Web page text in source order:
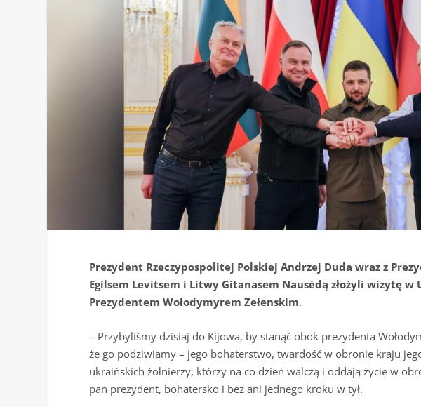
Prezydent Rzeczypospolitej Polskiej Andrzej Duda wraz z
Egilsem Levitsem i Litwy Gitanasem Nausėdą złożyli wizytę w
Prezydentem Wołodymyrem Zełenskim.
– Przybyliśmy dzisiaj do Kijowa, by stanąć obok prezydenta
że go podziwiamy – jego bohaterstwo, twardość w obronie kraju
ukraińskich żołnierzy, którzy na co dzień walczą i oddają życie w
pan prezydent, bohatersko i bez ani jednego kroku w tył.